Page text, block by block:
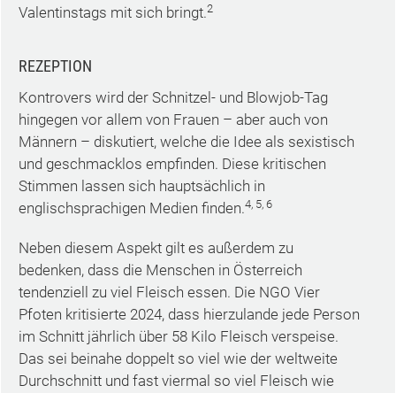
Valentinstags mit sich bringt.2
REZEPTION
Kontrovers wird der Schnitzel- und Blowjob-Tag
hingegen vor allem von Frauen – aber auch von
Männern – diskutiert, welche die Idee als sexistisch
und geschmacklos empfinden. Diese kritischen
Stimmen lassen sich hauptsächlich in
englischsprachigen Medien finden.4, 5, 6
Neben diesem Aspekt gilt es außerdem zu
bedenken, dass die Menschen in Österreich
tendenziell zu viel Fleisch essen. Die NGO Vier
Pfoten kritisierte 2024, dass hierzulande jede Person
im Schnitt jährlich über 58 Kilo Fleisch verspeise.
Das sei beinahe doppelt so viel wie der weltweite
Durchschnitt und fast viermal so viel Fleisch wie